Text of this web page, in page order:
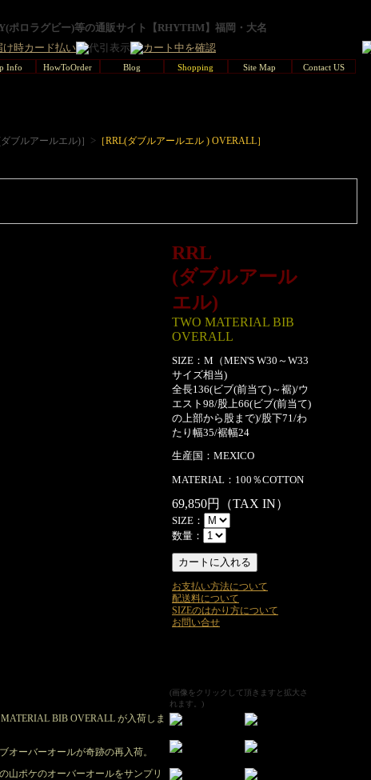
ポロラグビー)等の通販サイト【RHYTHM】福岡・大名
Info HowToOrder Blog Shopping Site Map Contact US
ダブルアールエル)］ > ［RRL(ダブルアールエル ) OVERALL］
RRL
(ダブルアール
エル)
TWO MATERIAL BIB
OVERALL
SIZE：M（MEN'S W30～W33
サイズ相当)
全長136(ビブ(前当て)～裾)/ウ
エスト98/股上66(ビブ(前当て)
の上部から股まで)/股下71/わ
たり幅35/裾幅24
生産国：MEXICO
MATERIAL：100％COTTON
69,850円（TAX IN）
SIZE：
数量：
お支払い方法について
配送料について
SIZEのはかり方について
お問い合せ
(画像をクリックして頂きますと拡大さ
れます。)
BIB OVERALL が入荷しま
オーバーオールが奇跡の再入荷。
山ポケのオーバーオールをサンプリ